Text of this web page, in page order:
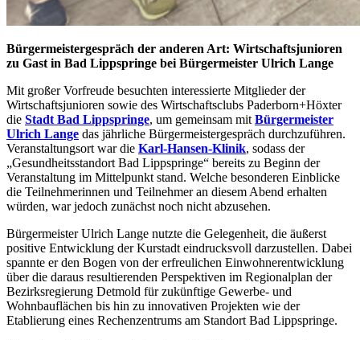
Bürgermeistergespräch der anderen Art: Wirtschaftsjunioren
zu Gast in Bad Lippspringe bei Bürgermeister Ulrich Lange
Mit großer Vorfreude besuchten interessierte Mitglieder der
Wirtschaftsjunioren sowie des Wirtschaftsclubs Paderborn+Höxter
die Stadt Bad Lippspringe, um gemeinsam mit Bürgermeister
Ulrich Lange das jährliche Bürgermeistergespräch durchzuführen.
Veranstaltungsort war die Karl-Hansen-Klinik, sodass der
„Gesundheitsstandort Bad Lippspringe“ bereits zu Beginn der
Veranstaltung im Mittelpunkt stand. Welche besonderen Einblicke
die Teilnehmerinnen und Teilnehmer an diesem Abend erhalten
würden, war jedoch zunächst noch nicht abzusehen.
Bürgermeister Ulrich Lange nutzte die Gelegenheit, die äußerst
positive Entwicklung der Kurstadt eindrucksvoll darzustellen. Dabei
spannte er den Bogen von der erfreulichen Einwohnerentwicklung
über die daraus resultierenden Perspektiven im Regionalplan der
Bezirksregierung Detmold für zukünftige Gewerbe- und
Wohnbauflächen bis hin zu innovativen Projekten wie der
Etablierung eines Rechenzentrums am Standort Bad Lippspringe.